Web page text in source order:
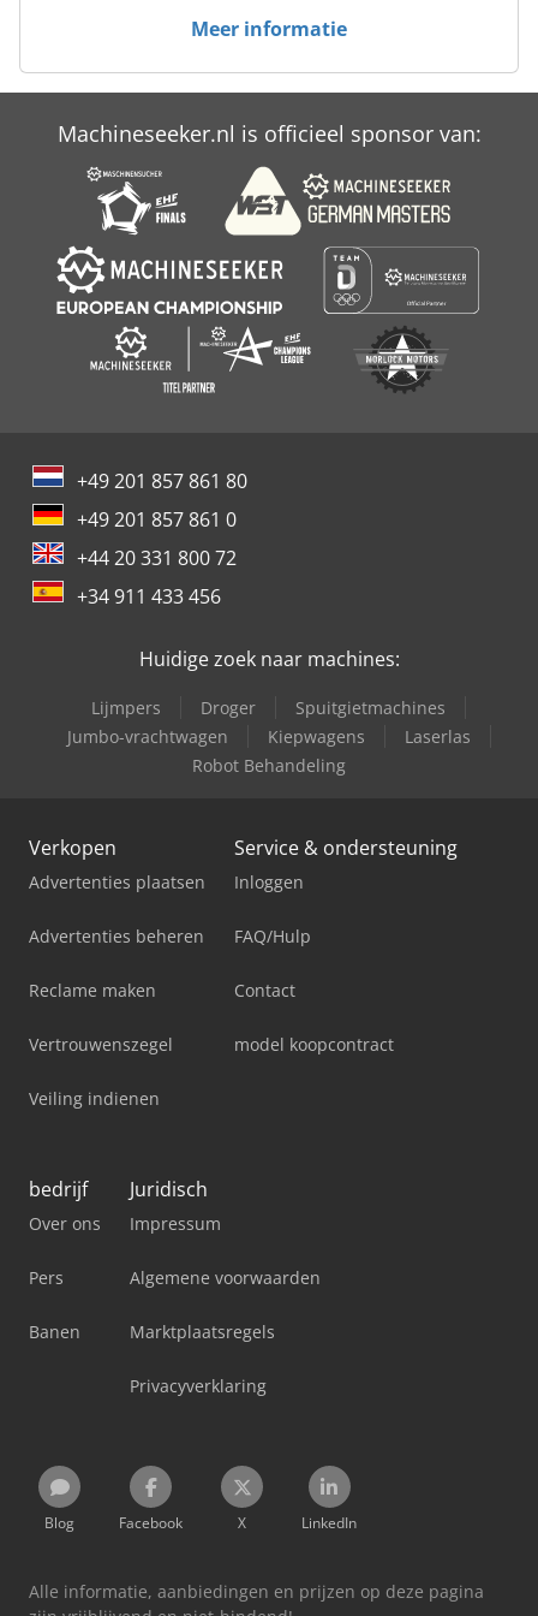
Meer informatie
Machineseeker.nl is officieel sponsor van:
+49 201 857 861 80
+49 201 857 861 0
+44 20 331 800 72
+34 911 433 456
Huidige zoek naar machines:
Lijmpers Droger
Spuitgietmachines
Jumbo-vrachtwagen
Kiepwagens
Laserlas
Robot Behandeling
Verkopen
Advertenties plaatsen
Advertenties beheren
Reclame maken
Vertrouwenszegel
Veiling indienen
Service & ondersteuning
Inloggen
FAQ/Hulp
Contact
model koopcontract
bedrijf
Over ons
Pers
Banen
Juridisch
Impressum
Algemene voorwaarden
Marktplaatsregels
Privacyverklaring
Blog Facebook X LinkedIn
Alle informatie, aanbiedingen en prijzen op deze pagina